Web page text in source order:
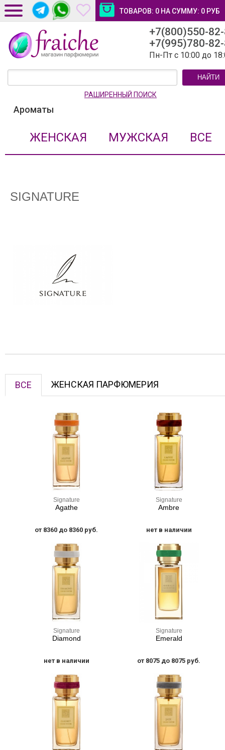
ТОВАРОВ: 0 НА СУММУ: 0 РУБ
ДОСТАВКА И ОПЛАТА
НОВОСТИ И СТАТЬИ
+7(800)550-
+7(995)780-
Пн-Пт с 10:00 до
НАЙТИ
РАШИРЕННЫЙ ПОИСК
Ароматы
ЖЕНСКАЯ МУЖСКАЯ ВСЕ
SIGNATURE
ВСЕ ЖЕНСКАЯ ПАРФЮМЕРИЯ
Signature
Agathe
от 8360 до 8360 руб.
Signature
Ambre
нет в наличии
Signature
Diamond
нет в наличии
Signature
Emerald
от 8075 до 8075 руб.